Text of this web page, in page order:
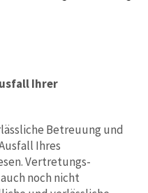
Ihrer
Betreuung und
Ihres
Vertretungs-
noch nicht